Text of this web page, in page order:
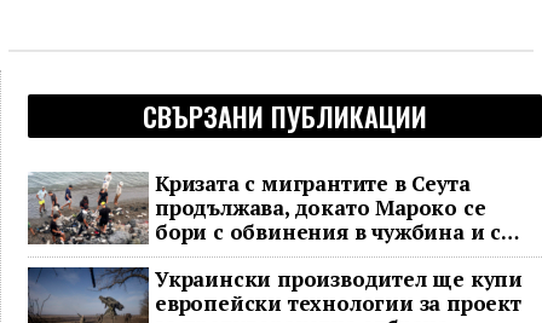
СВЪРЗАНИ ПУБЛИКАЦИИ
Кризата с мигрантите в Сеута
продължава, докато Мароко се
бори с обвинения в чужбина и с
гнева у дома
Украински производител ще купи
европейски технологии за проект